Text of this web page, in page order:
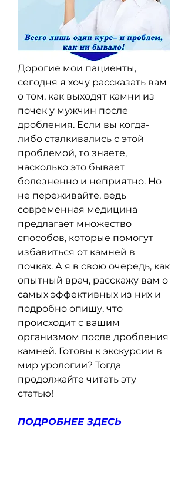
Дорогие мои пациенты,
сегодня я хочу рассказать вам
о том, как выходят камни из
почек у мужчин после
дробления. Если вы когда-
либо сталкивались с этой
проблемой, то знаете,
насколько это бывает
болезненно и неприятно. Но
не переживайте, ведь
современная медицина
предлагает множество
способов, которые помогут
избавиться от камней в
почках. А я в свою очередь, как
опытный врач, расскажу вам о
самых эффективных из них и
подробно опишу, что
происходит с вашим
организмом после дробления
камней. Готовы к экскурсии в
мир урологии? Тогда
продолжайте читать эту
статью!
ПОДРОБНЕЕ ЗДЕСЬ